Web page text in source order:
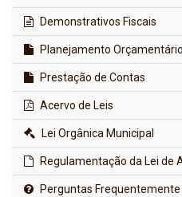
Demonstrativos Fiscais
Planejamento Orçamentário
Prestação de Contas
Acervo de Leis
Lei Orgânica Municipal
Regulamentação da Lei de
Perguntas